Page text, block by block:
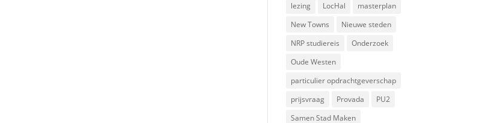
lezing
LocHal
masterplan
New Towns
Nieuwe steden
NRP studiereis
Onderzoek
Oude Westen
particulier opdrachtgeverschap
prijsvraag
Provada
PU2
Samen Stad Maken